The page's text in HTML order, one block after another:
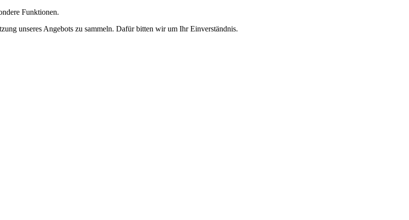
Funktionen.
unseres Angebots zu sammeln. Dafür bitten wir um Ihr Einverständnis.